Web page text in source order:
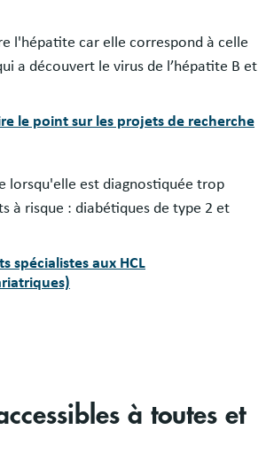
l'hépatite car elle correspond à celle
a découvert le virus de l’hépatite B et
le point sur les projets de recherche
lorsqu'elle est diagnostiquée trop
à risque : diabétiques de type 2 et
spécialistes aux HCL
à toutes et